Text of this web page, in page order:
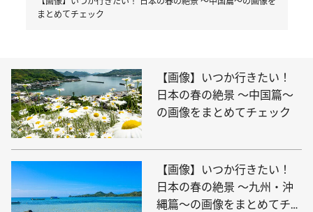
まとめてチェック
【画像】いつか行きたい！
日本の春の絶景 ～中国篇～
の画像をまとめてチェック
【画像】いつか行きたい！
日本の春の絶景 ～九州・沖
縄篇～の画像をまとめてチェ